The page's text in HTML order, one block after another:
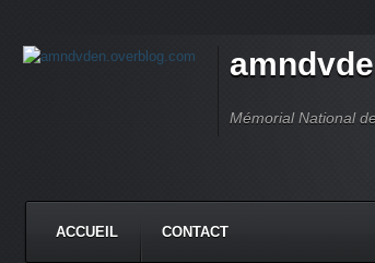
Mémorial National
ACCUEIL CONTACT